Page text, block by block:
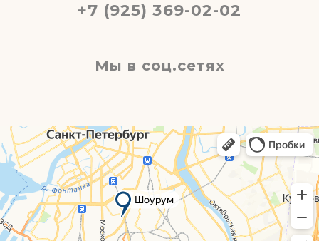
+7 (925) 369-02-02
Мы в соц.сетях